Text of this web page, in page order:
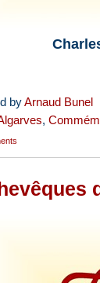
byArnaud Bunel
,